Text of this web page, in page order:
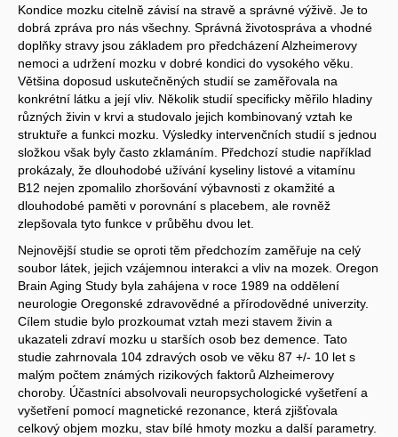
Kondice mozku citelně závisí na stravě a správné výživě. Je to
dobrá zpráva pro nás všechny. Správná životospráva a vhodné
doplňky stravy jsou základem pro předcházení Alzheimerovy
nemoci a udržení mozku v dobré kondici do vysokého věku.
Většina doposud uskutečněných studií se zaměřovala na
konkrétní látku a její vliv. Několik studií specificky měřilo hladiny
různých živin v krvi a studovalo jejich kombinovaný vztah ke
struktuře a funkci mozku. Výsledky intervenčních studií s jednou
složkou však byly často zklamáním. Předchozí studie například
prokázaly, že dlouhodobé užívání kyseliny listové a vitamínu
B12 nejen zpomalilo zhoršování výbavnosti z okamžité a
dlouhodobé paměti v porovnání s placebem, ale rovněž
zlepšovala tyto funkce v průběhu dvou let.
Nejnovější studie se oproti těm předchozím zaměřuje na celý
soubor látek, jejich vzájemnou interakci a vliv na mozek. Oregon
Brain Aging Study byla zahájena v roce 1989 na oddělení
neurologie Oregonské zdravovědné a přírodovědné univerzity.
Cílem studie bylo prozkoumat vztah mezi stavem živin a
ukazateli zdraví mozku u starších osob bez demence. Tato
studie zahrnovala 104 zdravých osob ve věku 87 +/- 10 let s
malým počtem známých rizikových faktorů Alzheimerovy
choroby. Účastníci absolvovali neuropsychologické vyšetření a
vyšetření pomocí magnetické rezonance, která zjišťovala
celkový objem mozku, stav bílé hmoty mozku a další parametry.